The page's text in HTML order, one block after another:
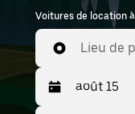
des véhicules
aux groupes
Saisissez
exemple : Paris
trouver des
Voitures de location
Lieu de